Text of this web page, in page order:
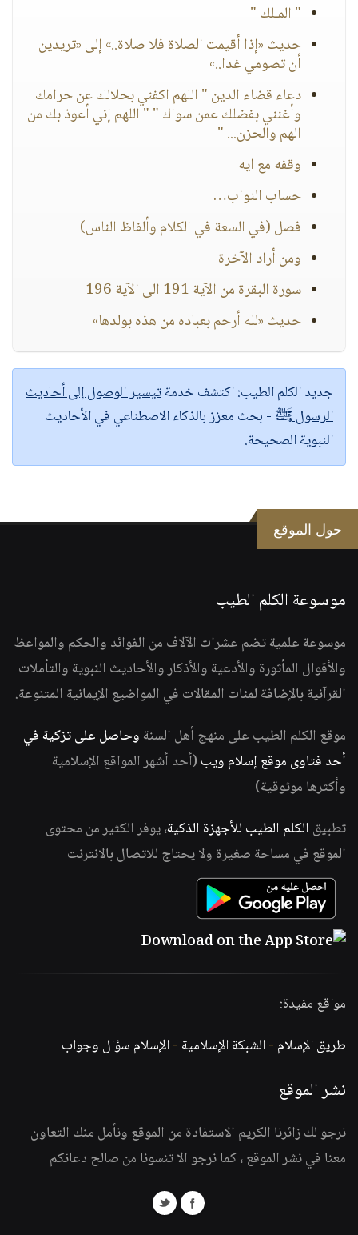
" المـلك "
حديث «إذا أقيمت الصلاة فلا صلاة..» إلى «تريدين
أن تصومي غدا..»
دعاء قضاء الدين " اللهم اكفني بحلالك عن حرامك
وأغنني بفضلك عمن سواك " " اللهم إني أعوذ بك من
الهم والحزن... "
وقفه مع ايه
حساب النواب…
فصل (في السعة في الكلام وألفاظ الناس)
ومن أراد الآخرة
سورة البقرة من الآية 191 الى الآية 196
حديث «لله أرحم بعباده من هذه بولدها»
جديد الكلم الطيب:اكتشف خدمةتيسير الوصول إلى أحاديث
الرسول ﷺ - بحث معزز بالذكاء الاصطناعي في الأحاديث
النبوية الصحيحة.
حول الموقع
موسوعة الكلم الطيب
موسوعة علمية تضم عشرات الآلاف من الفوائد والحكم والمواعظ
والأقوال المأثورة والأدعية والأذكار والأحاديث النبوية والتأملات
القرآنية بالإضافة لمئات المقالات في المواضيع الإيمانية المتنوعة.
موقع الكلم الطيب على منهج أهل السنة وحاصل على تزكية في
أحد فتاوى موقع إسلام ويب (أحد أشهر المواقع الإسلامية
وأكثرها موثوقية)
تطبيق الكلم الطيب للأجهزة الذكية، يوفر الكثير من محتوى
الموقع في مساحة صغيرة ولا يحتاج للاتصال بالانترنت
مواقع مفيدة:
طريق الإسلام -الشبكة الإسلامية -الإسلام سؤال وجواب
نشر الموقع
نرجو لك زائرنا الكريم الاستفادة من الموقع ونأمل منك التعاون
معنا في نشر الموقع ، كما نرجو الا تنسونا من صالح دعائكم